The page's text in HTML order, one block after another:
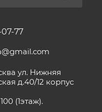
07-77
ул. Нижняя
д.40/12 корпус
(1этаж).